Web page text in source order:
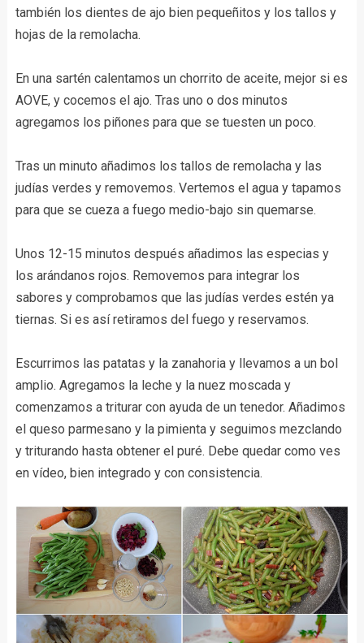
también los dientes de ajo bien pequeñitos y los tallos y
hojas de la remolacha.
En una sartén calentamos un chorrito de aceite, mejor si es
AOVE, y cocemos el ajo. Tras uno o dos minutos
agregamos los piñones para que se tuesten un poco.
Tras un minuto añadimos los tallos de remolacha y las
judías verdes y removemos. Vertemos el agua y tapamos
para que se cueza a fuego medio-bajo sin quemarse.
Unos 12-15 minutos después añadimos las especias y
los arándanos rojos. Removemos para integrar los
sabores y comprobamos que las judías verdes estén ya
tiernas. Si es así retiramos del fuego y reservamos.
Escurrimos las patatas y la zanahoria y llevamos a un bol
amplio. Agregamos la leche y la nuez moscada y
comenzamos a triturar con ayuda de un tenedor. Añadimos
el queso parmesano y la pimienta y seguimos mezclando
y triturando hasta obtener el puré. Debe quedar como ves
en vídeo, bien integrado y con consistencia.